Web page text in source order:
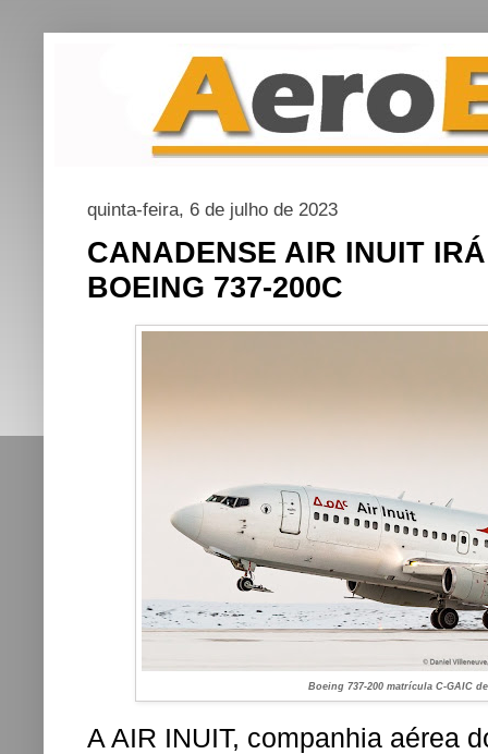
quinta-feira, 6 de julho de 2023
CANADENSE AIR INUIT
BOEING 737-200C
Boeing 737-200 matrícula C-GAIC
A AIR INUIT, companhia aérea